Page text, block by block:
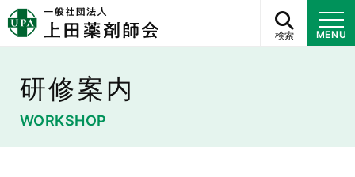
検索 MENU
研修案内
WORKSHOP